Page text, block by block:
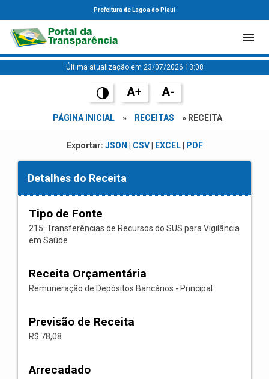
Prefeitura de Lagoa do Piauí
Última atualização em 23/07/2026 13:08
A+ A-
PÁGINA INICIAL » RECEITAS » RECEITA
Exportar: JSON CSV| EXCEL| PDF
Detalhes do Receita
Tipo de Fonte
215: Transferências de Recursos do SUS para Vigilância
em Saúde
Receita Orçamentária
Remuneração de Depósitos Bancários - Principal
Previsão de Receita
R$ 78,08
Arrecadado